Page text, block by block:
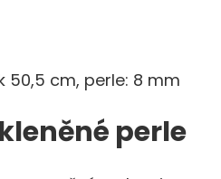
50,5 cm, perle: 8 mm
perle